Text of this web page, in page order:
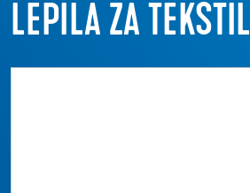
LEPILA ZA TEKSTIL